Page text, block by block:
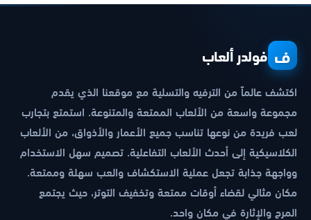
ف فولدر ألعاب
اكتشف عالماً من الترفيه والتسلية مع موقعنا الذي يقدم
مجموعة واسعة من الألعاب الممتعة والمتنوعة. استمتع بتجارب
لعب فريدة من نوعها تناسب جميع الأعمار والأذواق، من الألعاب
الكلاسيكية إلى أحدث الألعاب التفاعلية. تصميم سهل الاستخدام
وواجهة جذابة تجعل عملية الاستكشاف والعب سهلة وممتعة.
مكان مثالي لقضاء أوقات ممتعة وتخفيف التوتر، حيث يجتمع
المرح والإثارة في مكان واحد.